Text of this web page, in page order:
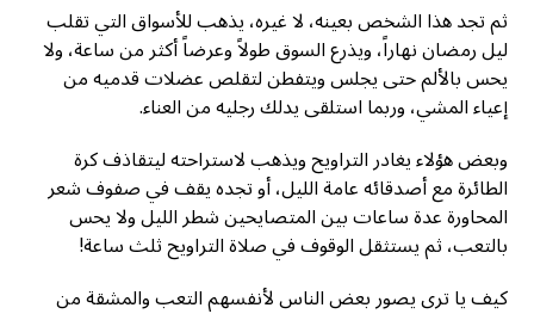
ثم تجد هذا الشخص بعينه، لا غيره، يذهب للأسواق التي تقلب
ليل رمضان نهاراً، ويذرع السوق طولاً وعرضاً أكثر من ساعة، ولا
يحس بالألم حتى يجلس ويتفطن لتقلص عضلات قدميه من
إعياء المشي، وربما استلقى يدلك رجليه من العناء.
وبعض هؤلاء يغادر التراويح ويذهب لاستراحته ليتقاذف كرة
الطائرة مع أصدقائه عامة الليل، أو تجده يقف في صفوف شعر
المحاورة عدة ساعات بين المتصايحين شطر الليل ولا يحس
بالتعب، ثم يستثقل الوقوف في صلاة التراويح ثلث ساعة!
كيف يا ترى يصور بعض الناس لأنفسهم التعب والمشقة من